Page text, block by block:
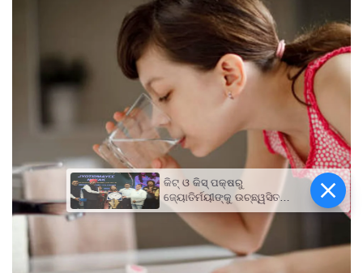
କିଟ୍‍ ଓ କିସ୍‍ ପକ୍ଷରୁ
ଜ୍ୟୋତିର୍ମୟୀଙ୍କୁ ଉଚ୍ଛ୍ୱସିତ
ସମ୍ବର୍ଦ୍ଧନା; ୫ଲକ୍ଷ ଟଙ୍କାର
ପ୍ରୋତ୍ସାହନ ରାଶି ପ୍ରଦାନ